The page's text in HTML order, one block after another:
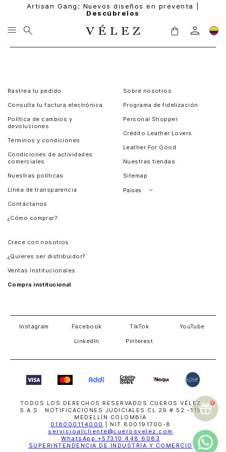
Artisan Gang: Nuevos diseños en preventa |
Descúbrelos
Rastrea tu pedido
Consulta tu factura electrónica
Política de cambios y
devoluciones
Términos y condiciones
Condiciones de actividades
comerciales
Nuestras políticas
Línea de transparencia
Contáctanos
¿Cómo comprar?
Sobre nosotros
Programa de fidelización
Personal Shopper
Crédito Leather Lovers
Leather For Good
Nuestras tiendas
Sitemap
Países
Crece con nosotros
¿Quieres ser distribuidor?
Ventas Institucionales
Compra institucional
Instagram Facebook TikTok YouTube
LinkedIn Pinterest
TODOS LOS DERECHOS RESERVADOS CUEROS VÉLEZ
S.A.S. NOTIFICACIONES JUDICIALES CL 29 # 52 -115
MEDELLÍN COLOMBIA
018000114000
| NIT 800191700-8
servicioalcliente@cuerosvelez.com
WhatsApp +57310 448 6083
SUPERINTENDENCIA DE INDUSTRIA Y COMERCIO